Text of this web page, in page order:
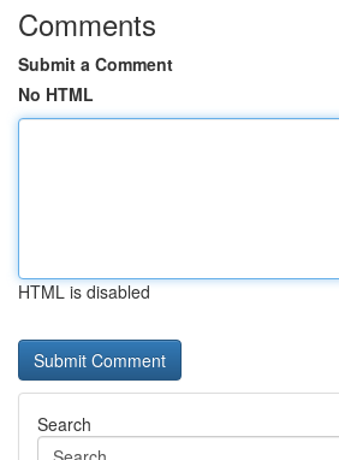
Comments
Submit a Comment
No HTML
HTML is disabled
Search